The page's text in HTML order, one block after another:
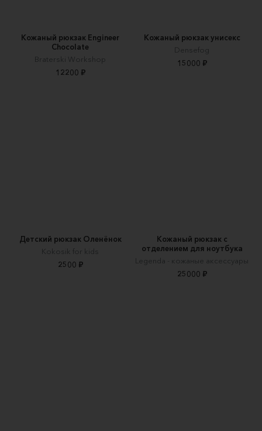
Кожаный рюкзак Engineer
Chocolate
Braterski Workshop
12200 ₽
Кожаный рюкзак унисекс
Densefog
15000 ₽
Детский рюкзак Оленёнок
Kokosik for kids
2500 ₽
Кожаный рюкзак с
отделением для ноутбука
Legenda - кожаные аксессуары
25000 ₽